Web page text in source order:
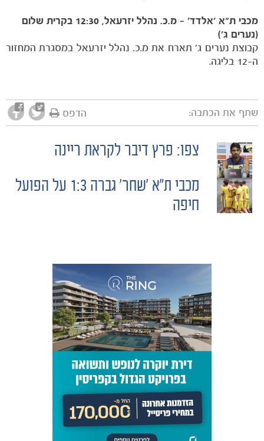
משחקים
ותוצאות
מכבי ת"א ׳אלדד׳ – מ.כ. נהלל יזרעאל, 12:30 בקרית שלום
(נערים ג׳)
קבוצת נערים ג׳ תארח את מ.כ. נהלל יזרעאל במסגרת המחזור
ה-12 בליגה.
שתף את הכתבה: הדפס
POST
NAVIGATION
צפו: פרץ דיבר לקראת ריינה
מכבי ת״א ׳שחר׳ גברה 1:3 על הפועל
חיפה